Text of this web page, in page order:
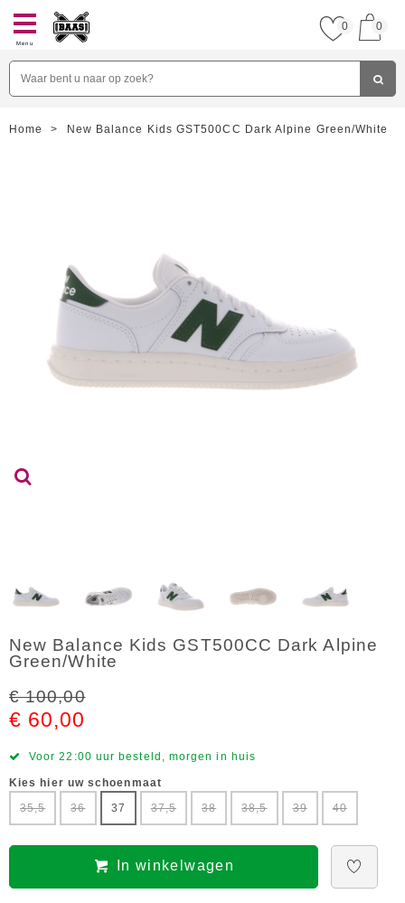
Menu
0 0
Home > New Balance Kids GST500CC Dark Alpine Green/White
New Balance Kids GST500CC Dark Alpine
Green/White
€ 100,00
€ 60,00
Voor 22:00 uur besteld, morgen in huis
Kies hier uw schoenmaat
35,5
36 37 37,5 38 38,5 39 40
In winkelwagen